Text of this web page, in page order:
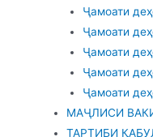
Ҷамоати
Ҷамоати
Ҷамоати
Ҷамоати
Ҷамоати
МАҶЛИСИ
ТАРТИБИ